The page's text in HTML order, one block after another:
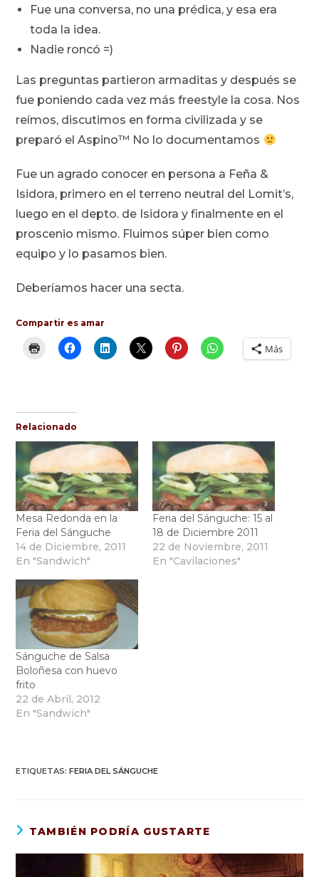
Fue una conversa, no una prédica, y esa era
toda la idea.
Nadie roncó =)
Las preguntas partieron armaditas y después se
fue poniendo cada vez más freestyle la cosa. Nos
reímos, discutimos en forma civilizada y se
preparó el Aspino™ No lo documentamos
Fue un agrado conocer en persona a Feña &
Isidora, primero en el terreno neutral del Lomit’s,
luego en el depto. de Isidora y finalmente en el
proscenio mismo. Fluimos súper bien como
equipo y lo pasamos bien.
Deberíamos hacer una secta.
Compartir es amar
Más
Relacionado
Mesa Redonda en la
Feria del Sánguche
14 de Diciembre, 2011
En "Sandwich"
Feria del Sánguche: 15 al
18 de Diciembre 2011
22 de Noviembre, 2011
En "Cavilaciones"
Sánguche de Salsa
Boloñesa con huevo
frito
22 de Abril, 2012
En "Sandwich"
ETIQUETAS:FERIA DEL SÁNGUCHE
TAMBIÉN PODRÍA GUSTARTE